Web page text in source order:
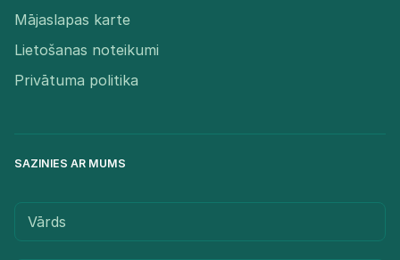
Mājaslapas karte
Lietošanas noteikumi
Privātuma politika
SAZINIES AR MUMS